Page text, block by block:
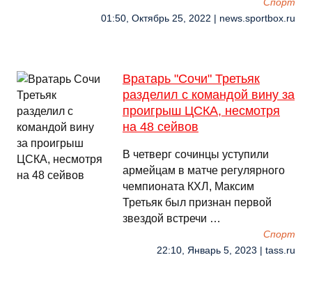
Спорт
01:50, Октябрь 25, 2022 | news.sportbox.ru
Вратарь "Сочи" Третьяк
разделил с командой вину за
проигрыш ЦСКА, несмотря
на 48 сейвов
В четверг сочинцы уступили
армейцам в матче регулярного
чемпионата КХЛ, Максим
Третьяк был признан первой
звездой встречи …
Спорт
22:10, Январь 5, 2023 | tass.ru